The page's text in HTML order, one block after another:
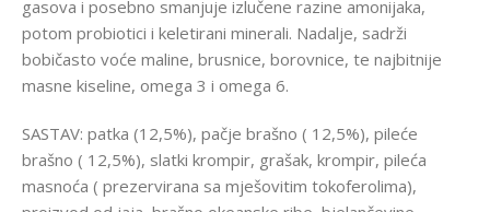
gasova i posebno smanjuje izlučene razine amonijaka,
potom probiotici i keletirani minerali. Nadalje, sadrži
bobičasto voće maline, brusnice, borovnice, te najbitnije
masne kiseline, omega 3 i omega 6.
SASTAV: patka (12,5%), pačje brašno ( 12,5%), pileće
brašno ( 12,5%), slatki krompir, grašak, krompir, pileća
masnoća ( prezervirana sa mješovitim tokoferolima),